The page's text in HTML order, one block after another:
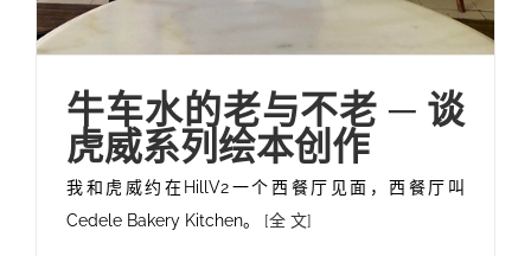
牛车水的老与不老 ─ 谈
虎威系列绘本创作
我和虎威约在HillV2一个西餐厅见面，西餐厅叫
Cedele Bakery Kitchen。 [全 文]